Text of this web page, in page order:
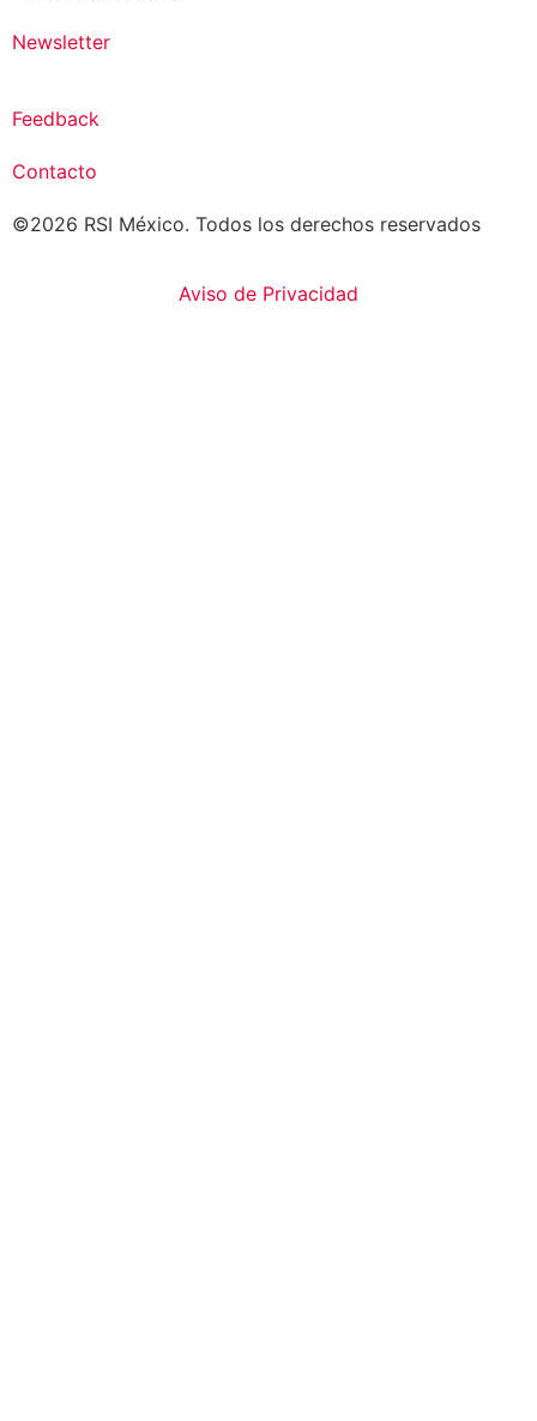
Newsletter
Feedback
Contacto
©2026 RSI México. Todos los derechos reservados
Aviso de Privacidad